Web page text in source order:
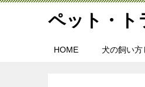
ペット・ト
HOME 犬の飼い方